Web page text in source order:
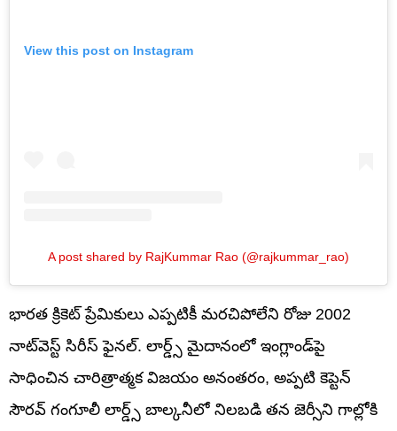
View this post on Instagram
A post shared by RajKummar Rao (@rajkummar_rao)
భారత క్రికెట్ ప్రేమికులు ఎప్పటికీ మరచిపోలేని రోజు 2002
నాట్‌వెస్ట్ సిరీస్ ఫైనల్. లార్డ్స్ మైదానంలో ఇంగ్లాండ్‌పై
సాధించిన చారిత్రాత్మక విజయం అనంతరం, అప్పటి కెప్టెన్
సౌరవ్ గంగూలీ లార్డ్స్ బాల్కనీలో నిలబడి తన జెర్సీని గాల్లోకి